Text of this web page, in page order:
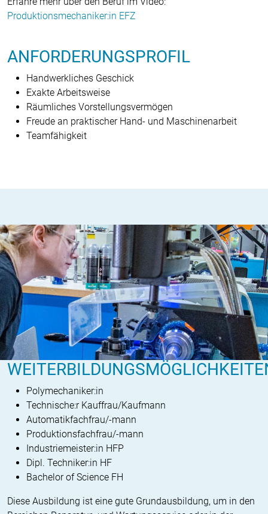
Produktionsmechaniker:in EFZ
ANFORDERUNGSPROFIL
Handwerkliches Geschick
Exakte Arbeitsweise
Räumliches Vorstellungsvermögen
Freude an praktischer Hand- und Maschinenarbeit
Teamfähigkeit
Polymechaniker:in
Technische:r Kauffrau/Kaufmann
Automatikfachfrau/-mann
Produktionsfachfrau/-mann
Industriemeister:in HFP
Dipl. Techniker:in HF
Bachelor of Science FH
Diese Ausbildung ist eine gute Grund­ausbildung, um in den